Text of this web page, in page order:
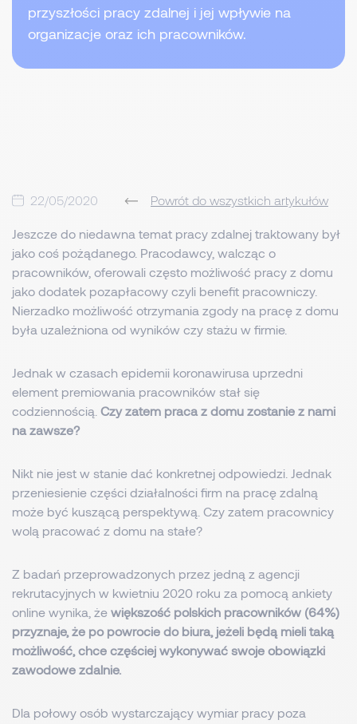
przyszłości pracy zdalnej i jej wpływie na
organizacje oraz ich pracowników.
22/05/2020 Powrót do wszystkich artykułów
Jeszcze do niedawna temat pracy zdalnej traktowany był
jako coś pożądanego. Pracodawcy, walcząc o
pracowników, oferowali często możliwość pracy z domu
jako dodatek pozapłacowy czyli benefit pracowniczy.
Nierzadko możliwość otrzymania zgody na pracę z domu
była uzależniona od wyników czy stażu w firmie.
Jednak w czasach epidemii koronawirusa uprzedni
element premiowania pracowników stał się
codziennością. Czy zatem praca z domu zostanie z nami
na zawsze?
Nikt nie jest w stanie dać konkretnej odpowiedzi. Jednak
przeniesienie części działalności firm na pracę zdalną
może być kuszącą perspektywą. Czy zatem pracownicy
wolą pracować z domu na stałe?
Z badań przeprowadzonych przez jedną z agencji
rekrutacyjnych w kwietniu 2020 roku za pomocą ankiety
online wynika, że większość polskich pracowników (64%)
przyznaje, że po powrocie do biura, jeżeli będą mieli taką
możliwość, chce częściej wykonywać swoje obowiązki
zawodowe zdalnie.
Dla połowy osób wystarczający wymiar pracy poza